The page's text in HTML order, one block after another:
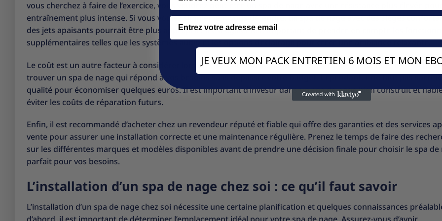
vous cherchez à faire de l’exercice, vous voudrez peut-être un spa de nage avec une résistance plus élevée pour
entraînement plus intense. Si vous voulez simplement vous détendre, un spa de nage avec des sièges
des jets apaisants pourrait être plus approprié. Il est également important de prendre en compte les
supplémentaires telles que les systèmes audio et les options d’éclairage pour créer une ambiance relaxante.
Le coût est un autre facteur à considérer lors du choix du spa de nage parfait. Il est important de fixer un
trouver un spa de nage qui répond à vos besoins sans dépasser votre budget. Cependant, il ne faut pas
qualité pour économiser quelques euros. Il est important d’investir dans un spa de nage bien construit et
éviter les coûts de réparation futurs.
Enfin, il est recommandé d’acheter chez un revendeur réputé et fiable qui offre des garanties et des services
vente pour assurer une installation correcte et une maintenance régulière. Prenez le temps de faire des
sur les différentes marques et modèles disponibles avant de prendre une décision finale pour choisir le spa de
parfait pour vos besoins.
L’installation d’un spa de nage chez soi : ce qu’il faut savoir
L’installation d’un spa de nage chez soi nécessite une certaine planification et quelques connaissances
Email
JE VEUX MON PACK ENTRETIEN 6 MOIS ET MON